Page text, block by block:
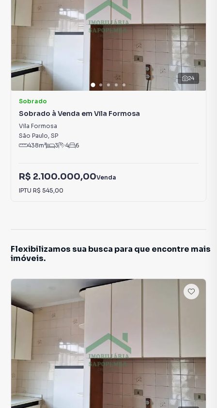
24
Sobrado
Sobrado à Venda em Vila Formosa
Vila Formosa
São Paulo, SP
438m² 3 4 6
R$ 2.100.000,00Venda
IPTU R$ 545,00
Flexibilizamos sua busca para que encontre mais
imóveis.